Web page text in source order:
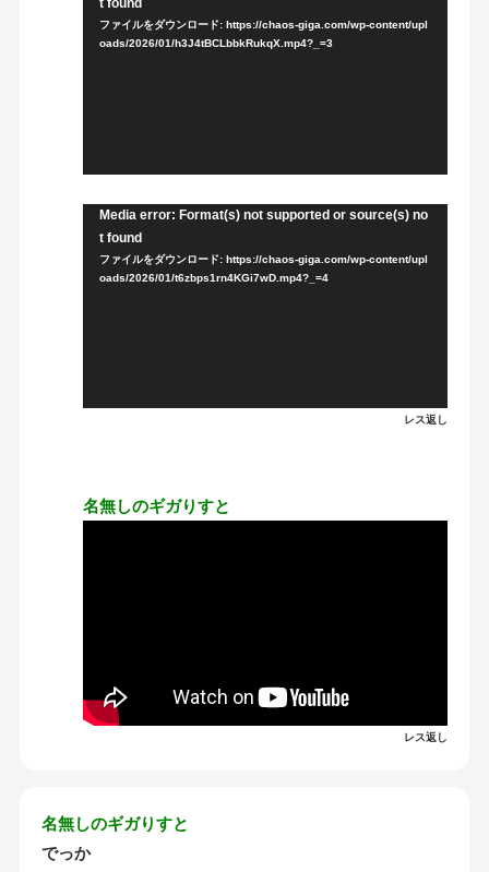
ファイルをダウンロード: https://chaos-giga.com/wp-content/upl
oads/2026/01/h3J4tBCLbbkRukqX.mp4?_=3
Media error: Format(s) not supported or source(s) no
t found
ファイルをダウンロード: https://chaos-giga.com/wp-content/upl
oads/2026/01/t6zbps1rn4KGi7wD.mp4?_=4
レス返し
名無しのギガりすと
レス返し
名無しのギガりすと
でっか